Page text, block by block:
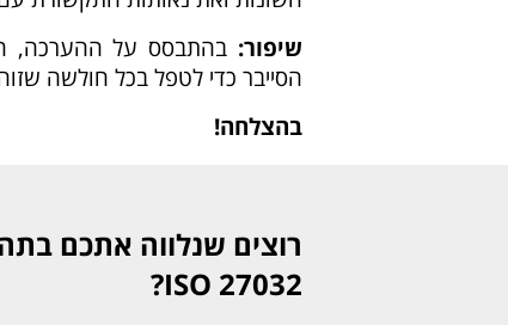
שיפור: בהתבסס על ההערכה,
הסייבר כדי לטפל בכל חולשה
בהצלחה!
רוצים שנלווה אתכם
27032 ISO?